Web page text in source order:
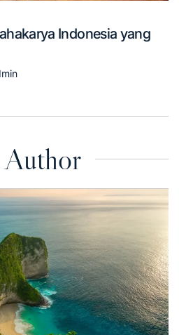
Indonesia yang